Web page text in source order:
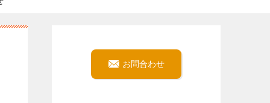
お問合わせ